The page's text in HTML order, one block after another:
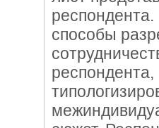
способы